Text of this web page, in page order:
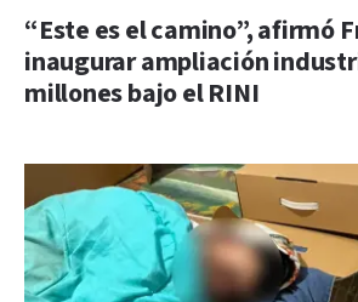
“Este es el camino”, afirmó
inaugurar ampliación
millones bajo el RINI